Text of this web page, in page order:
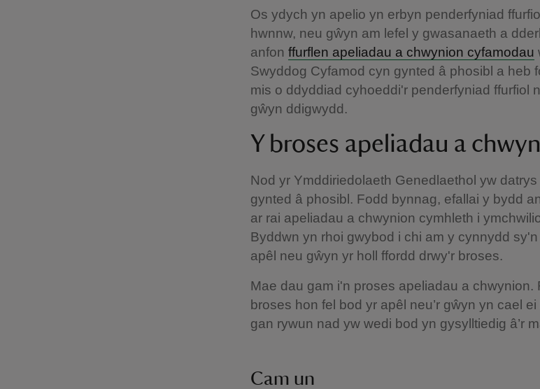
Os ydych yn apelio yn erbyn penderfyniad
hwnnw, neu gŵyn am lefel y gwasanaeth a
anfon ffurflen apeliadau a chwynion cyfamodau
Swyddog Cyfamod cyn gynted â phosibl a heb
mis o ddyddiad cyhoeddi'r penderfyniad ffurfiol
gŵyn ddigwydd.
Y broses apeliadau a
Nod yr Ymddiriedolaeth Genedlaethol yw
gynted â phosibl. Fodd bynnag, efallai y bydd
ar rai apeliadau a chwynion cymhleth i
Byddwn yn rhoi gwybod i chi am y cynnydd
apêl neu gŵyn yr holl ffordd drwy'r broses.
Mae dau gam i'n proses apeliadau a chwynion.
broses hon fel bod yr apêl neu’r gŵyn yn cael
gan rywun nad yw wedi bod yn gysylltiedig â’r
Cam un